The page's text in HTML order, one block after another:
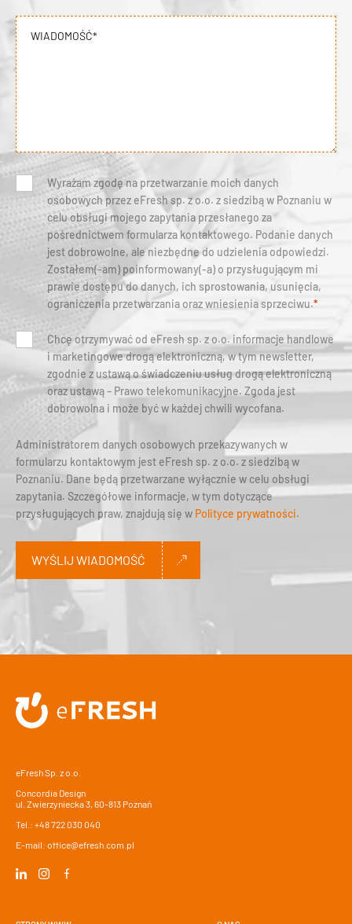
WIADOMOŚĆ*
Wyrażam zgodę na przetwarzanie moich danych
osobowych przez eFresh sp. z o.o. z siedzibą w Poznaniu w
celu obsługi mojego zapytania przesłanego za
pośrednictwem formularza kontaktowego. Podanie danych
jest dobrowolne, ale niezbędne do udzielenia odpowiedzi.
Zostałem(-am) poinformowany(-a) o przysługującym mi
prawie dostępu do danych, ich sprostowania, usunięcia,
ograniczenia przetwarzania oraz wniesienia sprzeciwu.*
Chcę otrzymywać od eFresh sp. z o.o. informacje handlowe
i marketingowe drogą elektroniczną, w tym newsletter,
zgodnie z ustawą o świadczeniu usług drogą elektroniczną
oraz ustawą – Prawo telekomunikacyjne. Zgoda jest
dobrowolna i może być w każdej chwili wycofana.
Administratorem danych osobowych przekazywanych w
formularzu kontaktowym jest eFresh sp. z o.o. z siedzibą w
Poznaniu. Dane będą przetwarzane wyłącznie w celu obsługi
zapytania. Szczegółowe informacje, w tym dotyczące
przysługujących praw, znajdują się w Polityce prywatności.
WYŚLIJ WIADOMOŚĆ
Alternative:
eFresh Sp. z o.o.
Concordia Design
ul. Zwierzyniecka 3, 60-813 Poznań
Tel.: +48 722 030 040
E-mail: office@efresh.com.pl